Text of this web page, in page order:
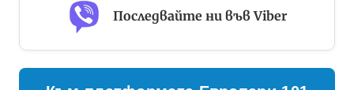
Последвайте ни във Viber